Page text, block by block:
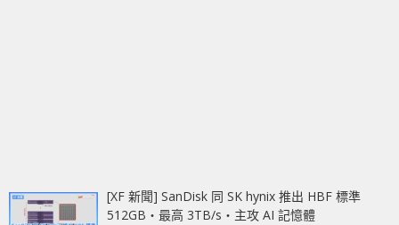
[XF 新聞] SanDisk 同 SK hynix 推出 HBF 標準
512GB‧最高 3TB/s‧主攻 AI 記憶體